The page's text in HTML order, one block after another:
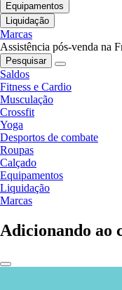
Equipamentos
Liquidação
Marcas
Assistência pós-venda na
Pesquisar
Saldos
Fitness e Cardio
Musculação
Crossfit
Yoga
Desportos de combate
Roupas
Calçado
Equipamentos
Liquidação
Marcas
Adicionando ao